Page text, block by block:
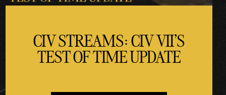
CIV STREAMS: CIV VII'S
TEST OF TIME UPDATE